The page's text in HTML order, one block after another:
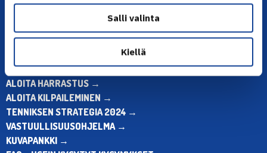
Salli valinta
Kiellä
ma-pe klo 10.00-12.00
Muina aikoina olkaa yhteydessä
sähköpostitse: toimisto@tennis.fi
ALOITA HARRASTUS →
ALOITA KILPAILEMINEN →
TENNIKSEN STRATEGIA 2024 →
VASTUULLISUUSOHJELMA →
KUVAPANKKI →